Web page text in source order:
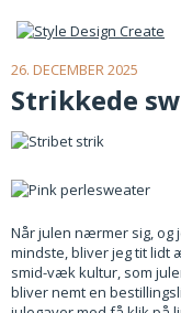
26. DECEMBER 2025
Strikkede
Når julen nærmer sig, og
mindste, bliver jeg tit lidt
smid-væk kultur, som
bliver nemt en